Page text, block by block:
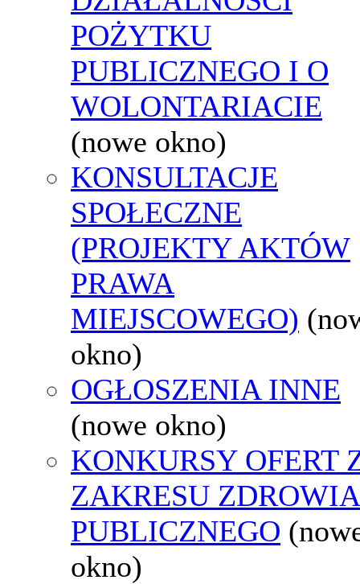
POŻYTKU
PUBLICZNEGO I O
WOLONTARIACIE
(nowe okno)
KONSULTACJE
SPOŁECZNE
(PROJEKTY AKTÓW
PRAWA
MIEJSCOWEGO)
okno)
OGŁOSZENIA INNE
(nowe okno)
KONKURSY OFERT
ZAKRESU ZDROWIA
PUBLICZNEGO
okno)